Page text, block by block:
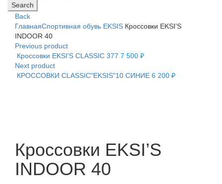
Search
Back
ГлавнаяСпортивная обувь EKSIS Кроссовки EKSI’S
INDOOR 40
Previous product
Кроссовки EKSI'S CLASSIC 377 7 500 ₽
Next product
КРОССОВКИ СLASSIC"EKSIS"10 СИНИЕ 6 200 ₽
Кроссовки EKSI’S
INDOOR 40